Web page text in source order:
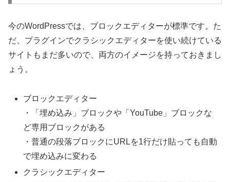
今のWordPressでは、ブロックエディターが標準です。た
だ、プラグインでクラシックエディターを使い続けている
サイトもまだ多いので、両方のイメージを持っておきまし
ょう。
ブロックエディター
・「埋め込み」ブロックや「YouTube」ブロックな
ど専用ブロックがある
・普通の段落ブロックにURLを1行だけ貼っても自動
で埋め込みに変わる
クラシックエディター